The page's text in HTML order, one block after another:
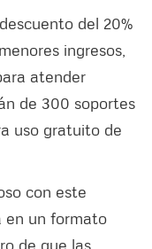
del 20%
ingresos,
atender
de 300 soportes
uso gratuito de
con este
en un formato
de que las